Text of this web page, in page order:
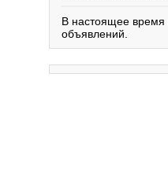
В настоящее время
объявлений.